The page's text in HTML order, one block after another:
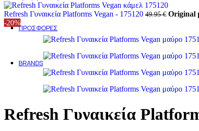
Γυναικείες Τσάντες
Γυναικεία Πορτοφόλια
ΠΡΟΣΦΟΡΈΣ
Ανδρικά
Γυναικεία
Outlet 50-70%
BRANDS
Alessandra Paggioti
Carmela
Dominique Shoes
Envie
Refresh Γυναικεία Platforms Vegan - 175120 49.95€ Original
-20%
Refresh Γυναικεία